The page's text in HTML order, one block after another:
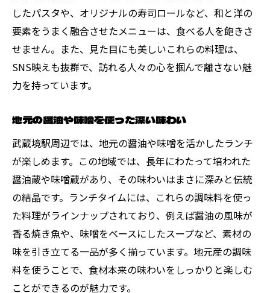
したパスタや、オリジナルの寿司ロールなど、和と洋の
要素をうまく融合させたメニューは、食べる人を飽きさ
せません。また、見た目にも美しいこれらの料理は、
SNS映えも抜群で、訪れる人々の心を掴んで離さない魅
力を持っています。
地元の醤油や味噌を使った深い味わい
武蔵境駅周辺では、地元の醤油や味噌を活かしたランチ
が楽しめます。この地域では、長年にわたって培われた
醤油蔵や味噌蔵があり、その味わいはまさに深みと伝統
の結晶です。ランチタイムには、これらの調味料を使っ
た料理がラインナップされており、例えば醤油の風味が
香る焼き魚や、味噌をベースにしたスープなど、素材の
味を引き立てる一品が多く揃っています。地元産の調味
料を使うことで、食材本来の味わいをしっかりと楽しむ
ことができるのが魅力です。